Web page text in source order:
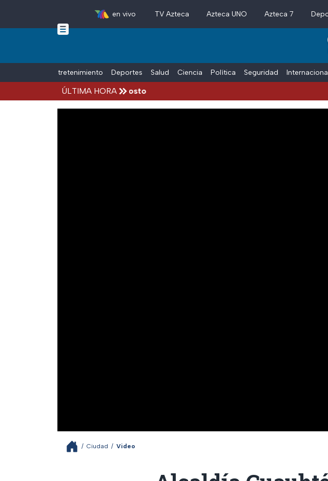
Skip to main content
en vivo TV Azteca Azteca UNO Azteca 7
Entretenimiento Deportes Salud Ciencia Política Seguridad
ÚLTIMA HORA
hoy viernes 7 de agosto
/ Ciudad / Video